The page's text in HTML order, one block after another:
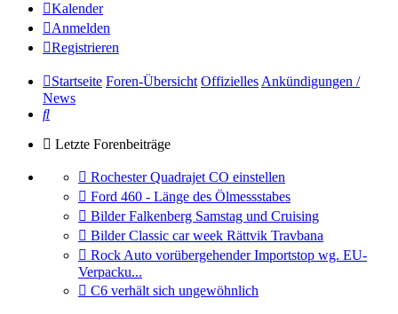
Kalender
Anmelden
Registrieren
Startseite Foren-Übersicht Offizielles Ankündigungen /
News
Suche
Letzte Forenbeiträge
Gehe
zum
letzten
Beitrag
Rochester Quadrajet CO einstellen
Gehe
zum
letzten
Beitrag
Ford 460 - Länge des Ölmessstabes
Gehe
zum
letzten
Beitrag
Bilder Falkenberg Samstag und Cruising
Gehe
zum
letzten
Beitrag
Bilder Classic car week Rättvik Travbana
Gehe
zum
letzten
Beitrag
Rock Auto vorübergehender Importstop wg. EU-
Verpacku...
Gehe
C6 verhält sich ungewöhnlich